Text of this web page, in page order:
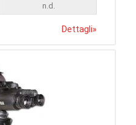
n.d.
Dettagli»